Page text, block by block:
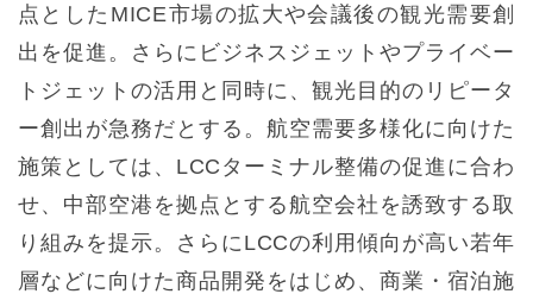
点としたMICE市場の拡大や会議後の観光需要創
出を促進。さらにビジネスジェットやプライベー
トジェットの活用と同時に、観光目的のリピータ
ー創出が急務だとする。航空需要多様化に向けた
施策としては、LCCターミナル整備の促進に合わ
せ、中部空港を拠点とする航空会社を誘致する取
り組みを提示。さらにLCCの利用傾向が高い若年
層などに向けた商品開発をはじめ、商業・宿泊施